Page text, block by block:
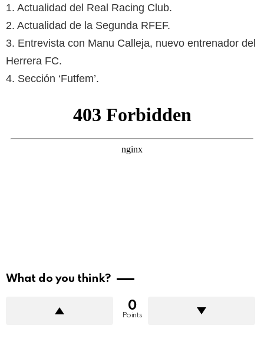
1. Actualidad del Real Racing Club.
2. Actualidad de la Segunda RFEF.
3. Entrevista con Manu Calleja, nuevo entrenador del
Herrera FC.
4. Sección ‘Futfem’.
What do you think?
0
Points